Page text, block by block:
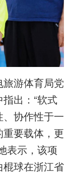
游体育局党
出：“软式
协作性于一
要载体，更
表示，该项
球在浙江省